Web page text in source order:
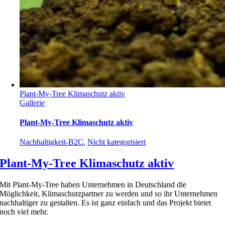
Plant-My-Tree Klimaschutz aktiv
Gallerie
Plant-My-Tree Klimaschutz aktiv
Nachhaltigkeit-B2C,Nicht kategorisiert
Plant-My-Tree Klimaschutz aktiv
Mit Plant-My-Tree haben Unternehmen in Deutschland die
Möglichkeit, Klimaschutzpartner zu werden und so ihr Unternehmen
nachhaltiger zu gestalten. Es ist ganz einfach und das Projekt bietet
noch viel mehr.